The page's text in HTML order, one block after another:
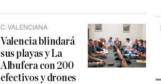
C. VALENCIANA
Valencia blindará
sus playas y La
Albufera con 200
efectivos y drones